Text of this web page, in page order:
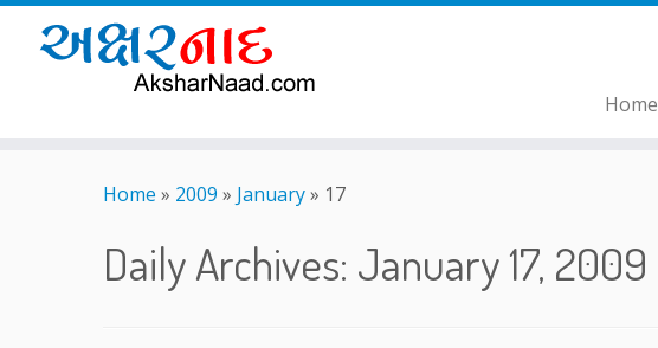
Home
Home » 2009 » January» 17
Daily Archives: January 17, 2009